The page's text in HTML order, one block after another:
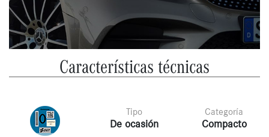
Características técnicas
Tipo
De ocasión
Categoría
Compacto